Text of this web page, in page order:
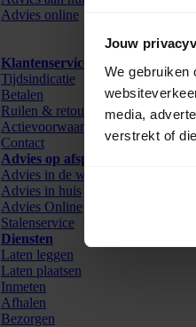
Jouw
We gebruiken
media,
verstrekt of
Advies online
Klantenservice
Tijdsindicatie
Betalen
Ruilen & retour
Actievoorwaarden
Contact
Advies op afspraak
Advies in de winkel
Advies in huis
Advies Online
Stalenservice
Diensten
Laten leggen
Laten plaatsen
Inmeten
Afhalen
Bezorgen